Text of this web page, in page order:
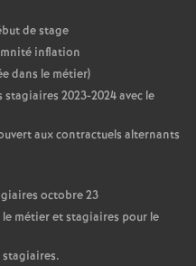
de stage
inflation
dans le métier)
2023-2024 avec le
aux contractuels alternants
octobre 23
métier et stagiaires pour le